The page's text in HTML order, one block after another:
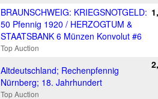
BRAUNSCHWEIG: KRIEGSNOTGELD:
50 Pfennig 1920 / HERZOGTUM &
STAATSBANK 6 Münzen Konvolut #6
Top Auction
Altdeutschland; Rechenpfennig
Nürnberg; 18. Jahrhundert
Top Auction